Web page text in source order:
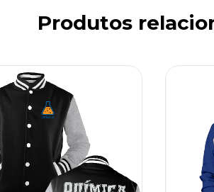
Produtos